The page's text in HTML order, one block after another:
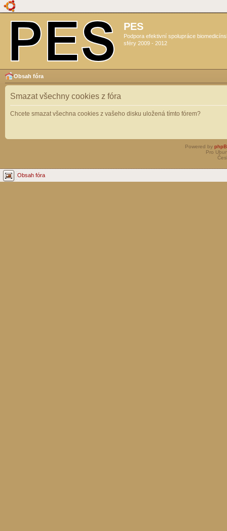
PES
Podpora efektivní spolupráce
sféry 2009 - 2012
Obsah fóra
Smazat všechny cookies z fóra
Chcete smazat všechna cookies z vašeho disku uložená tímto fórem?
Powered by
Pro
Obsah fóra